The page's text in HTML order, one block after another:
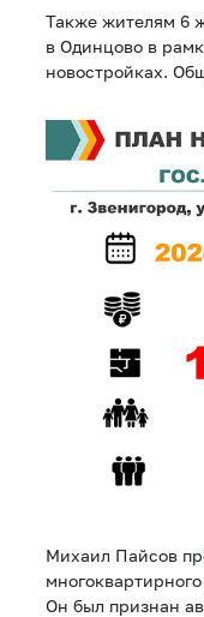
Также жителям 6
в Одинцово в
новостройках.
Михаил Пайсов
Он был признан